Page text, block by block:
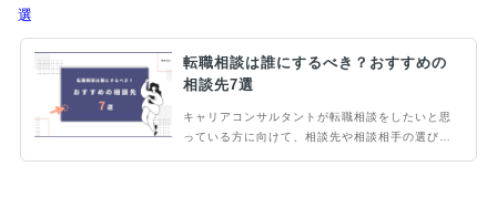
選
転職相談は誰にするべき？おすすめの
相談先7選
キャリアコンサルタントが転職相談をしたいと思
っている方に向けて、相談先や相談相手の選び方